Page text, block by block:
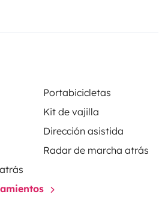
Portabicicletas
Kit de vajilla
Dirección asistida
Radar de marcha atrás